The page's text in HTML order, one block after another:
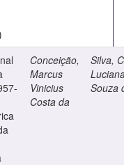
Conceição,
Marcus
Vinicius
Costa da
Silva,
Souza